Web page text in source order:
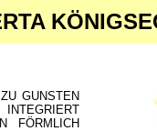
GUNSTEN
INTEGRIERT
FÖRMLICH